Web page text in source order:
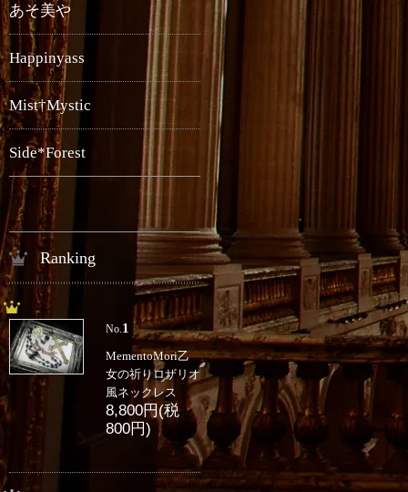
あそ美や
Happinyass
Mist†Mystic
Side*Forest
Ranking
No. 1
MementoMori乙
女の祈りロザリオ
風ネックレス
8,800円(税
800円)